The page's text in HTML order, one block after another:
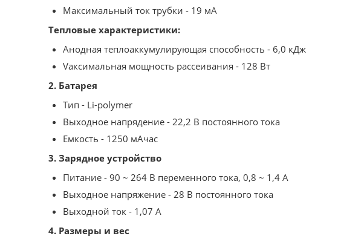
Максимальный ток трубки - 19 мА
Тепловые характеристики:
Анодная теплоаккумулирующая способность - 6,0 кДж
Vаксимальная мощность рассеивания - 128 Вт
2. Батарея
Тип - Li-polymer
Выходное напрядение - 22,2 В постоянного тока
Емкость - 1250 мАчас
3. Зарядное устройство
Питание - 90 ~ 264 В переменного тока, 0,8 ~ 1,4 A
Выходное напряжение - 28 В постоянного тока
Выходной ток - 1,07 A
4. Размеры и вес